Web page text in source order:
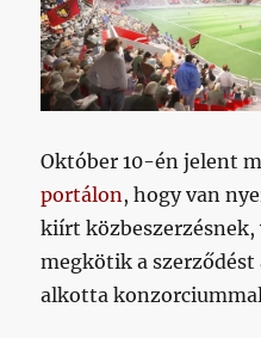
Október 10-én jelent
portálon , hogy van
kiírt közbeszerzésnek,
megkötik a szerződést
alkotta